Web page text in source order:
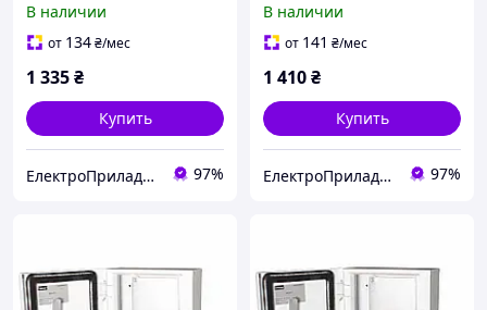
монтажной панелью
(металлический шкаф)
В наличии
от 134₴/мес
1 335₴
Купить
ЕлектроПриладТехСервіс 97%
монтажной панелью
(металлический шкаф)
В наличии
от 141 ₴/мес
1 410₴
Купить
ЕлектроПриладТехСервіс 97%